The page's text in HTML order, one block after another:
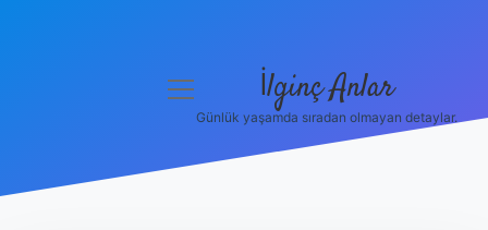
menüyü
İlginç Anlar
Günlük yaşamda sıradan olmayan detaylar.